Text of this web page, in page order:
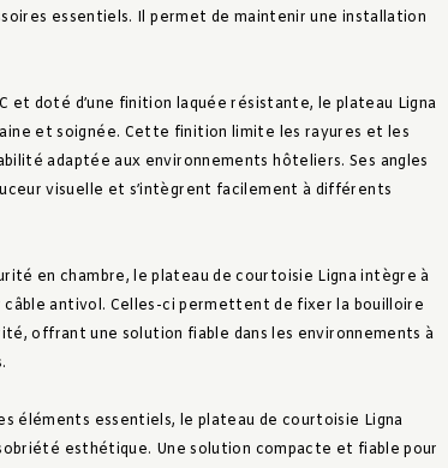
essentiels. Il permet de maintenir une installation
et doté d’une finition laquée résistante, le plateau Ligna
et soignée. Cette finition limite les rayures et les
adaptée aux environnements hôteliers. Ses angles
visuelle et s’intègrent facilement à différents
en chambre, le plateau de courtoisie Ligna intègre à
câble antivol. Celles-ci permettent de fixer la bouilloire
offrant une solution fiable dans les environnements à
éléments essentiels, le plateau de courtoisie Ligna
esthétique. Une solution compacte et fiable pour